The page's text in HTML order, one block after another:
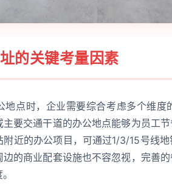
的关键考量因素
地点时，企业需要综合考虑多个维度
要交通干道的办公地点能够为员工
附近的办公项目，可通过1/3/15号线
边的商业配套设施也不容忽视，完善